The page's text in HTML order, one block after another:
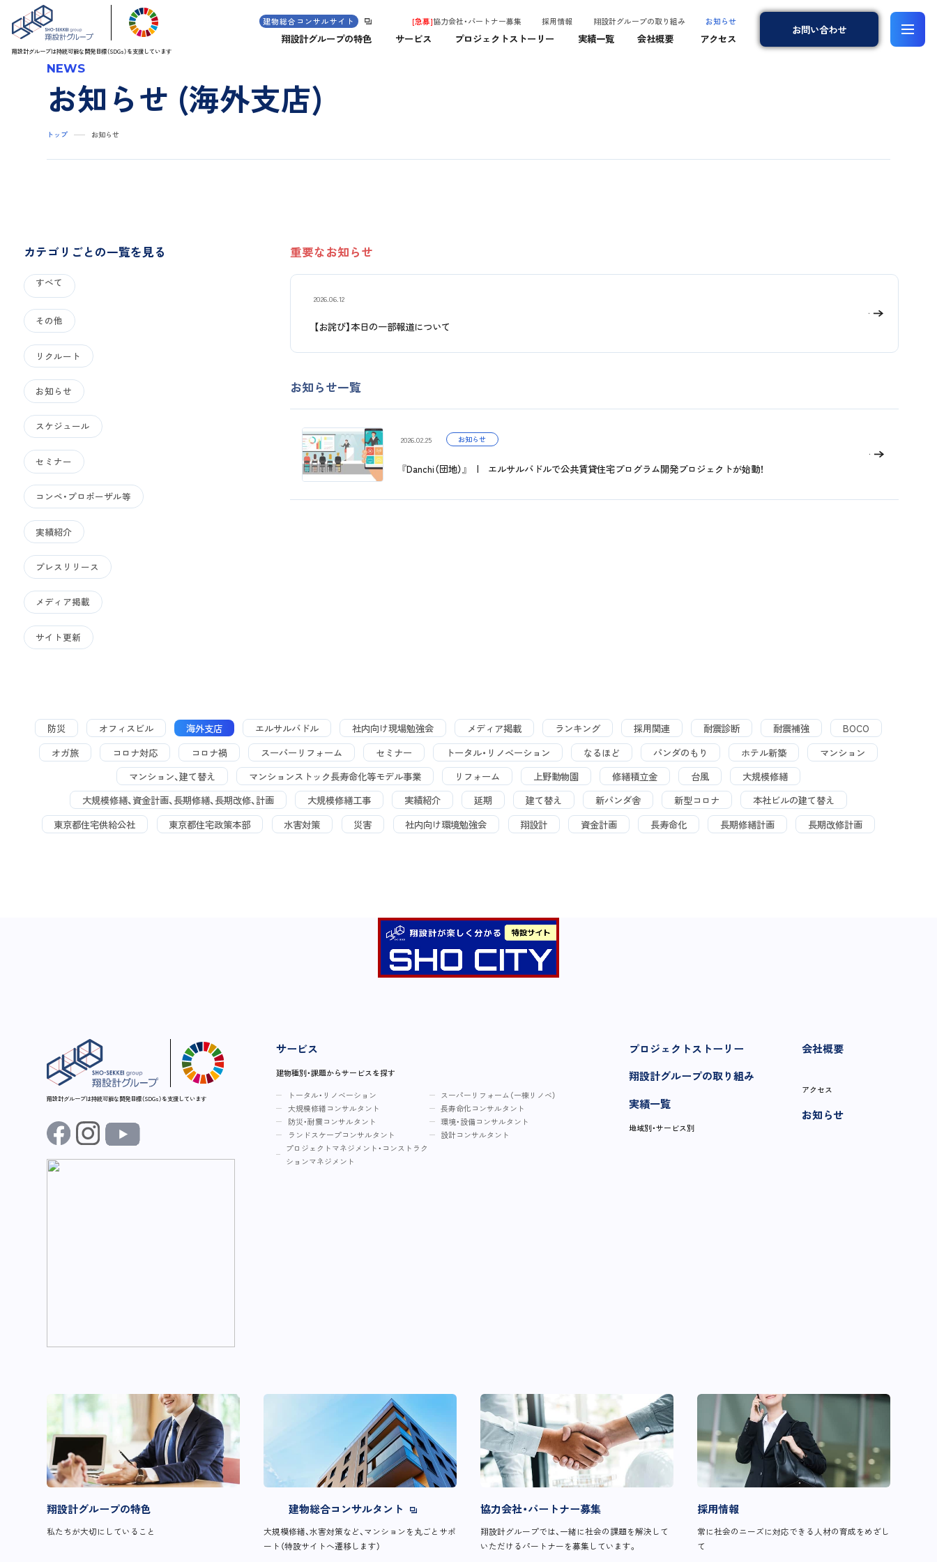
翔設計グループは持続可能な開発目標（SDGs）を支援しています
建物総合コンサルサイト [急募]協力会社・パートナー募集 採用情報 翔設計グループの取り組み お知らせ
翔設計グループの特色 サービス プロジェクトストーリー 実績一覧 会社概要 アクセス
お問い合わせ
お知らせ (海外支店)
NEWS
トップ お知らせ
カテゴリごとの一覧を見る
すべて
その他
リクルート
お知らせ
スケジュール
セミナー
コンペ・プロポーザル等
実績紹介
プレスリリース
メディア掲載
サイト更新
重要なお知らせ
2026.06.12
【お詫び】本日の一部報道について
お知らせ一覧
2026.02.25 お知らせ
『Danchi（団地）』 | エルサルバドルで公共賃貸住宅プログラム開発プロジェクトが始動！
防災 オフィスビル 海外支店 エルサルバドル 社内向け現場勉強会 メディア掲載 ランキング 採用関連 耐震診断 耐震補強
BOCO
オガ旅
コロナ対応 コロナ禍 スーパーリフォーム セミナー トータル・リノベーション なるほど パンダのもり ホテル新築
マンション
マンション、建て替え
マンションストック長寿命化等モデル事業 リフォーム 上野動物園 修繕積立金 台風
大規模修繕
大規模修繕、資金計画、長期修繕、長期改修、計画
大規模修繕工事 実績紹介 延期 建て替え 新パンダ舎 新型コロナ
本社ビルの建て替え
東京都住宅供給公社
東京都住宅政策本部 水害対策 災害 社内向け環境勉強会 翔設計 資金計画 長寿命化 長期修繕計画 長期改修計画
翔設計グループは持続可能な開発目標（SDGs）を支援しています
サービス
建物種別・課題からサービスを探す
トータル・リノベーション
スーパーリフォーム（一棟リノベ）
大規模修繕コンサルタント
長寿命化コンサルタント
防災・耐震コンサルタント
環境・設備コンサルタント
ランドスケープコンサルタント
設計コンサルタント
プロジェクトマネジメント・コンストラク
ションマネジメント
プロジェクトストーリー
翔設計グループの取り組み
実績一覧
地域別・サービス別
会社概要
アクセス
お知らせ
翔設計グループの特色
私たちが大切にしていること
建物総合コンサルタント
大規模修繕、水害対策など、マンションを丸ごとサポ
ート（特設サイトへ遷移します）
協力会社・パートナー募集
翔設計グループでは、一緒に社会の課題を解決して
いただけるパートナーを募集しています。
採用情報
常に社会のニーズに対応できる人材の育成をめざし
て